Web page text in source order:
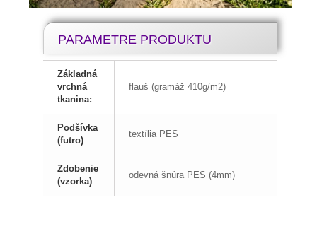
PARAMETRE PRODUKTU
Základná
vrchná
tkanina:
flauš (gramáž 410g/m2)
Podšívka
(futro)
textília PES
Zdobenie
(vzorka)
odevná šnúra PES (4mm)